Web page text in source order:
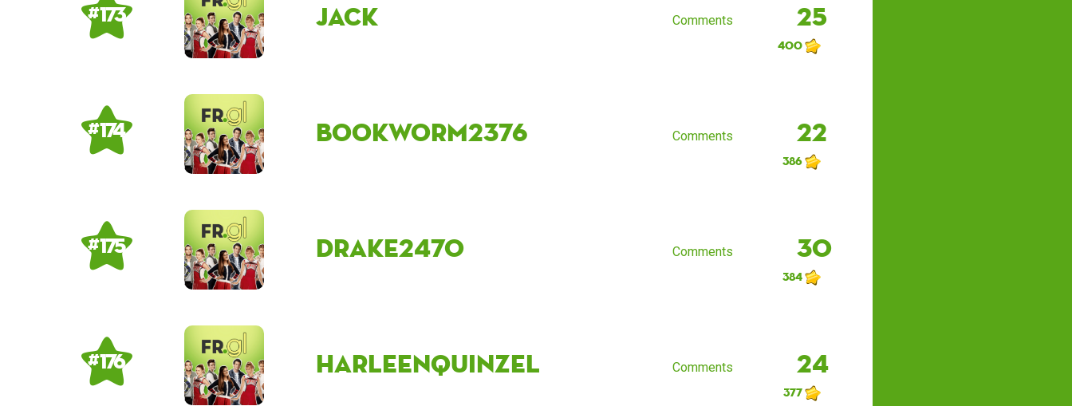
# 173 Jack Comments 25
400
# 174 bookworm2376 Comments 22
386
# 175 Drake2470 Comments 30
384
# 176 HARLEenQUINzel Comments 24
377